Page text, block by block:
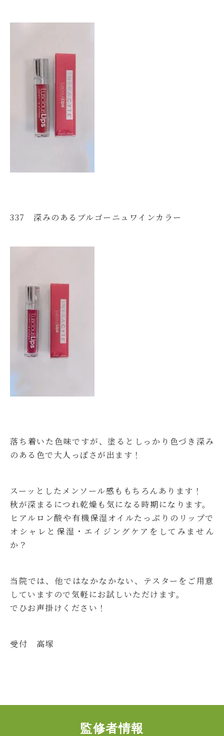
337 深みのあるブルゴーニュワインカラー
落ち着いた色味ですが、塗るとしっかり色づき深み
のある色で大人っぽさが出ます！
スーッとしたメンソール感ももちろんあります！
秋が深まるにつれ乾燥も気になる時期になります。
ヒアルロン酸や有機保湿オイルたっぷりのリップで
オシャレと保湿・エイジングケアをしてみません
か？
当院では、他ではなかなかない、テスターをご用意
していますので気軽にお試しいただけます。
でひお声掛けください！
受付 高塚
監修者情報